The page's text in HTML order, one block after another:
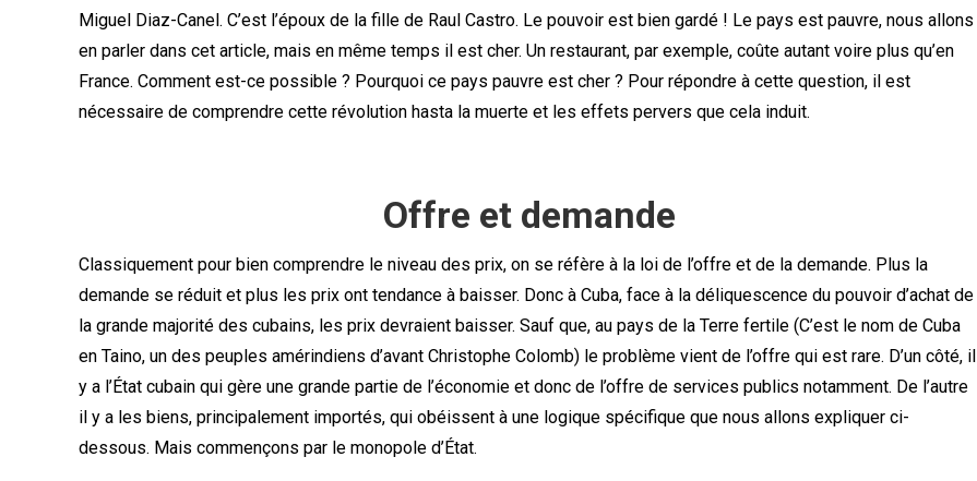
Miguel Diaz-Canel. C’est l’époux de la fille de Raul Castro. Le pouvoir est bien gardé ! Le pays est pauvre, nous allons
en parler dans cet article, mais en même temps il est cher. Un restaurant, par exemple, coûte autant voire plus qu’en
France. Comment est-ce possible ? Pourquoi ce pays pauvre est cher ? Pour répondre à cette question, il est
nécessaire de comprendre cette révolution hasta la muerte et les effets pervers que cela induit.
Offre et demande
Classiquement pour bien comprendre le niveau des prix, on se réfère à la loi de l’offre et de la demande. Plus la
demande se réduit et plus les prix ont tendance à baisser. Donc à Cuba, face à la déliquescence du pouvoir d’achat de
la grande majorité des cubains, les prix devraient baisser. Sauf que, au pays de la Terre fertile (C’est le nom de Cuba
en Taino, un des peuples amérindiens d’avant Christophe Colomb) le problème vient de l’offre qui est rare. D’un côté, il
y a l’État cubain qui gère une grande partie de l’économie et donc de l’offre de services publics notamment. De l’autre
il y a les biens, principalement importés, qui obéissent à une logique spécifique que nous allons expliquer ci-
dessous. Mais commençons par le monopole d’État.